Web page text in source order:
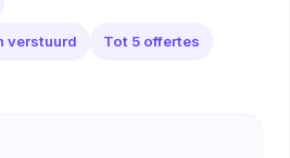
verstuurd Tot 5 offertes